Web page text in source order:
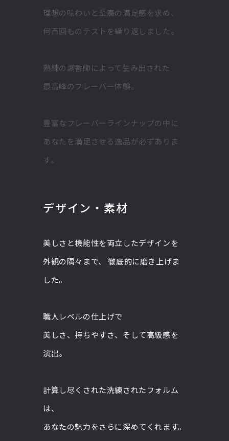
理想の味わいと至高の満足感を求め、
何百回ものテストを繰り返しました。
熟練の調香師によって生み出された
最高峰のフレーバー体験。
豊富なフレーバーラインナップの中に
あなたを満足させる逸品が必ずありま
す。
デザイン・素材
美しさと機能性を両立したデザインを
外観の隅々まで、 徹底的に磨き上げま
した。
職人レベルの仕上げで
美しさ、持ちやすさ、そして高級感を
演出。
計算し尽くされた洗練されたフォルム
は、
あなたの魅力をさらに深めてくれます。